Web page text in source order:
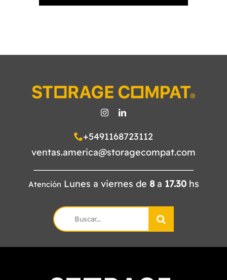
+5491168723112
ventas.america@storagecompat.com
Atención Lunes a viernes de 8a 17.30hs
Search
for: